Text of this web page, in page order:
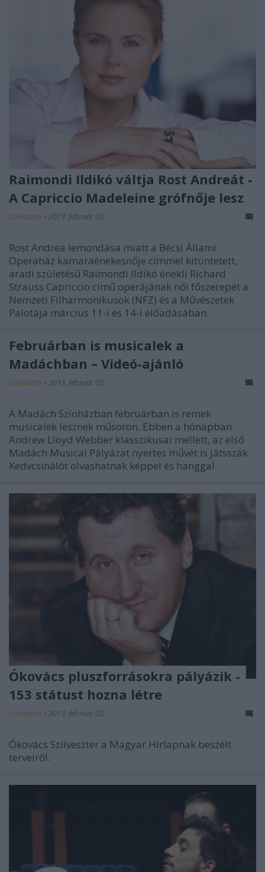
Raimondi Ildikó váltja Rost Andreát -
A Capriccio Madeleine grófnője lesz
szinhazhu • 2013. február 02.
Rost Andrea lemondása miatt a Bécsi Állami
Operaház kamaraénekesnője címmel kitüntetett,
aradi születésű Raimondi Ildikó énekli Richard
Strauss Capriccio című operájának női főszerepét a
Nemzeti Filharmonikusok (NFZ) és a Művészetek
Palotája március 11-i és 14-i előadásában.
Februárban is musicalek a
Madáchban – Videó-ajánló
szinhazhu • 2013. február 02.
A Madách Színházban februárban is remek
musicalek lesznek műsoron. Ebben a hónapban
Andrew Lloyd Webber klasszikusai mellett, az első
Madách Musical Pályázat nyertes művét is játsszák.
Kedvcsinálót olvashatnak képpel és hanggal.
Ókovács pluszforrásokra pályázik -
153 státust hozna létre
szinhazhu • 2013. február 02.
Ókovács Szilveszter a Magyar Hírlapnak beszélt
terveiről.